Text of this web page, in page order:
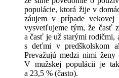
populácie, ktorá žije v
záujem v prípade
vysvetľujeme tým, že časť
a časť je už starými rodičmi,
s deťmi v predškolskom
Prevažujú medzi nimi
V mužskej populácii je
a 23,5 % (často).